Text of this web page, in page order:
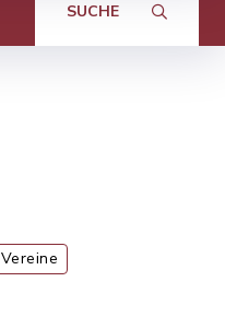
SUCHE
Vereine